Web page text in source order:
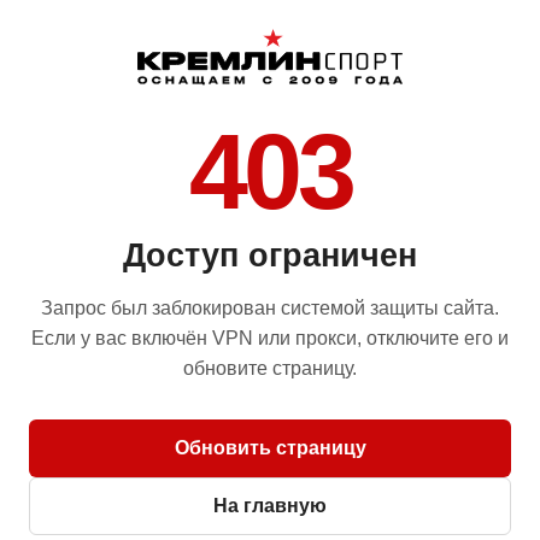
403
Доступ ограничен
Запрос был заблокирован системой защиты сайта.
Если у вас включён VPN или прокси, отключите его и
обновите страницу.
Обновить страницу
На главную